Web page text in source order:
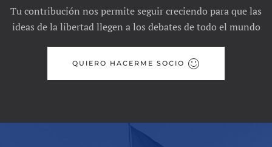
Tu contribución nos permite seguir creciendo para que las
ideas de la libertad llegen a los debates de todo el mundo
QUIERO HACERME SOCIO